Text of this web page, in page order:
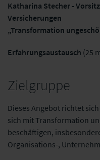
Katharina Stecher -
Versicherungen
„Transformation
Erfahrungsaustausch (25
Zielgruppe
Dieses Angebot richtet
sich mit Transformation
beschäftigen,
Organisations-,